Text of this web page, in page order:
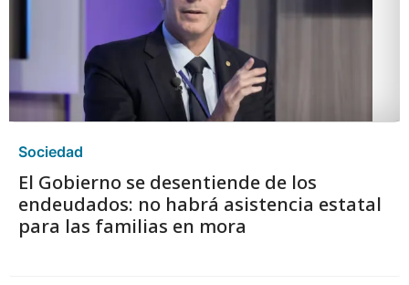
Sociedad
El Gobierno se desentiende de los
endeudados: no habrá asistencia estatal
para las familias en mora